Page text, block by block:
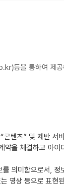
을 통하여 제공
텐츠” 및 제반 서
을 체결하고 아
의미함으로서,
영상 등으로 표현